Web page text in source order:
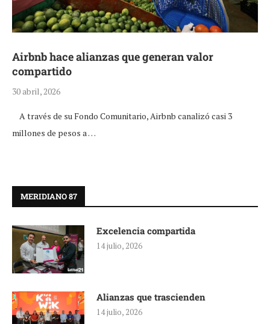
Airbnb hace alianzas que generan valor
compartido
30 abril, 2026
A través de su Fondo Comunitario, Airbnb canalizó casi 3
millones de pesos a …
MERIDIANO 87
Excelencia compartida
14 julio, 2026
Alianzas que trascienden
14 julio, 2026